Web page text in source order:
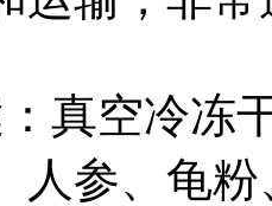
真空冷冻
人参、龟